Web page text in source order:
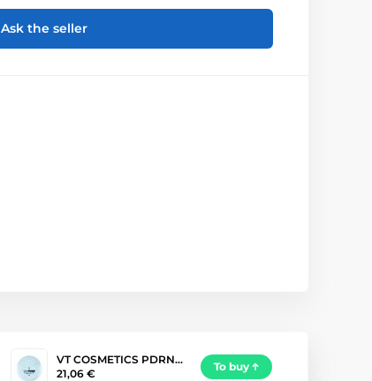
Ask the seller
VT COSMETICS PDRN…
21,06 €
To buy